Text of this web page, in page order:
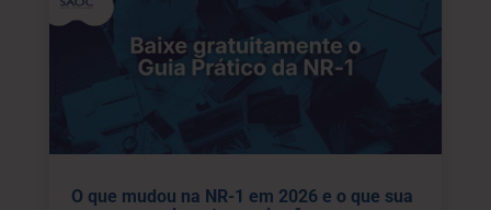
O que mudou na NR-1 em 2026 e o que sua